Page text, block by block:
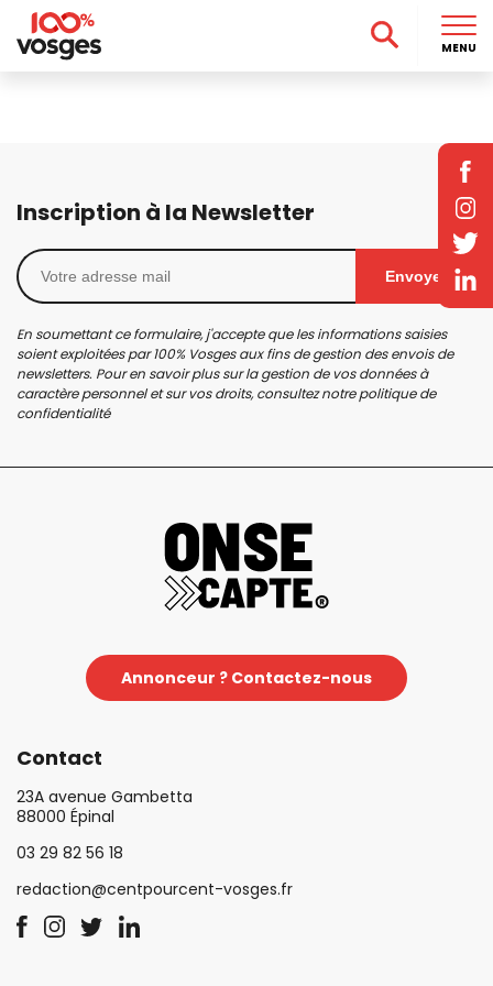
Inscription à la Newsletter
Envoyer
En soumettant ce formulaire, j'accepte que les informations saisies
soient exploitées par 100% Vosges aux fins de gestion des envois de
newsletters. Pour en savoir plus sur la gestion de vos données à
caractère personnel et sur vos droits, consultez notrepolitique de
confidentialité
Annonceur ? Contactez-nous
Contact
23A avenue Gambetta
88000 Épinal
03 29 82 56 18
redaction@centpourcent-vosges.fr
MENU